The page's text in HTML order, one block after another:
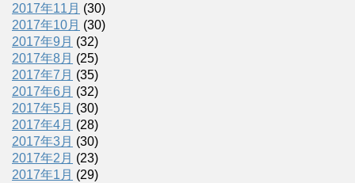
2017年11月 (30)
2017年10月 (30)
2017年9月 (32)
2017年8月 (25)
2017年7月 (35)
2017年6月 (32)
2017年5月 (30)
2017年4月 (28)
2017年3月 (30)
2017年2月 (23)
2017年1月 (29)